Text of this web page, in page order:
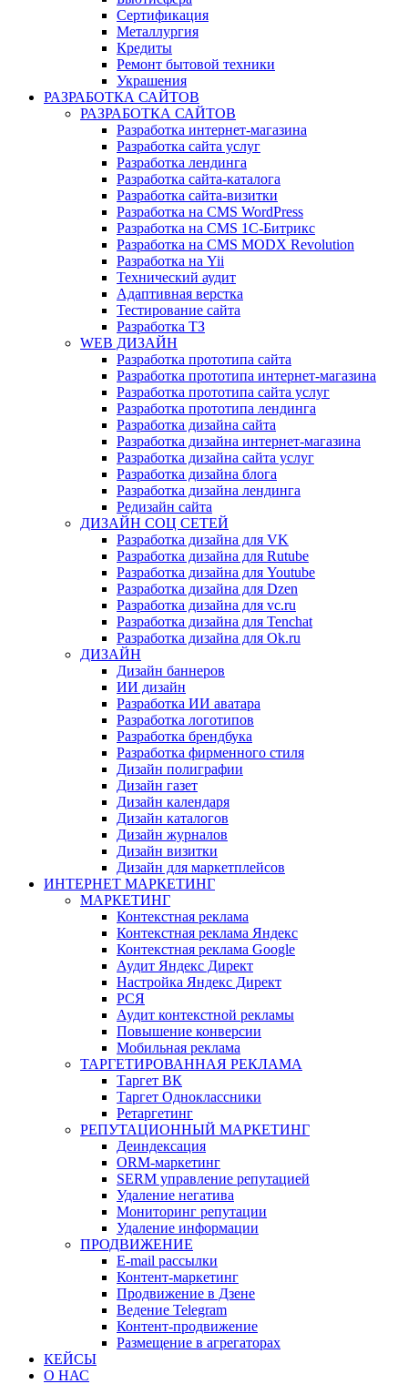
Сертификация
Металлургия
Кредиты
Ремонт бытовой техники
Украшения
РАЗРАБОТКА САЙТОВ
РАЗРАБОТКА САЙТОВ
Разработка интернет-магазина
Разработка сайта услуг
Разработка лендинга
Разработка сайта-каталога
Разработка сайта-визитки
Разработка на CMS WordPress
Разработка на CMS 1С-Битрикс
Разработка на CMS MODX Revolution
Разработка на Yii
Технический аудит
Адаптивная верстка
Тестирование сайта
Разработка ТЗ
WEB ДИЗАЙН
Разработка прототипа сайта
Разработка прототипа интернет-магазина
Разработка прототипа сайта услуг
Разработка прототипа лендинга
Разработка дизайна сайта
Разработка дизайна интернет-магазина
Разработка дизайна сайта услуг
Разработка дизайна блога
Разработка дизайна лендинга
Редизайн сайта
ДИЗАЙН СОЦ СЕТЕЙ
Разработка дизайна для VK
Разработка дизайна для Rutube
Разработка дизайна для Youtube
Разработка дизайна для Dzen
Разработка дизайна для vc.ru
Разработка дизайна для Tenchat
Разработка дизайна для Ok.ru
ДИЗАЙН
Дизайн баннеров
ИИ дизайн
Разработка ИИ аватара
Разработка логотипов
Разработка брендбука
Разработка фирменного стиля
Дизайн полиграфии
Дизайн газет
Дизайн календаря
Дизайн каталогов
Дизайн журналов
Дизайн визитки
Дизайн для маркетплейсов
ИНТЕРНЕТ МАРКЕТИНГ
МАРКЕТИНГ
Контекстная реклама
Контекстная реклама Яндекс
Контекстная реклама Google
Аудит Яндекс Директ
Настройка Яндекс Директ
РСЯ
Аудит контекстной рекламы
Повышение конверсии
Мобильная реклама
ТАРГЕТИРОВАННАЯ РЕКЛАМА
Таргет ВК
Таргет Одноклассники
Ретаргетинг
РЕПУТАЦИОННЫЙ МАРКЕТИНГ
Деиндексация
ORM-маркетинг
SERM управление репутацией
Удаление негатива
Мониторинг репутации
Удаление информации
ПРОДВИЖЕНИЕ
E-mail рассылки
Контент-маркетинг
Продвижение в Дзене
Ведение Telegram
Контент-продвижение
Размещение в агрегаторах
КЕЙСЫ
О НАС